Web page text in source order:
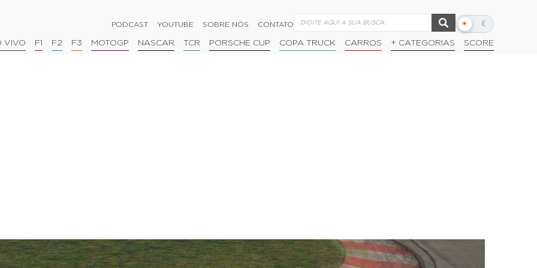
PODCAST YOUTUBE SOBRE NÓS CONTATO ☀ ☾
Alternar
escuro
VIVO F1 F2 F3 MOTOGP NASCAR TCR PORSCHE CUP COPA TRUCK CARROS + CATEGORIAS SCORE